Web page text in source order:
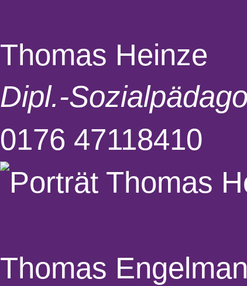
Thomas Heinze
Dipl.-
0176 47118410
Thomas